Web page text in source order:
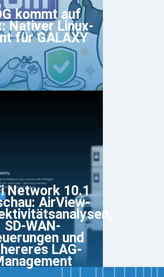
kommt auf
Nativer Linux-
für GALAXY
Network 10.1
AirView-
SD-WAN-
und
LAG-